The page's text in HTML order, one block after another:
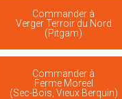
Commander à
Verger Terroir du Nord
(Pitgam)
Commander à
Ferme Moreel
(Sec-Bois, Vieux Berquin)